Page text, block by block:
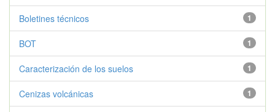
1
Boletines técnicos
1
BOT
1
Caracterización de los suelos
1
Cenizas volcánicas